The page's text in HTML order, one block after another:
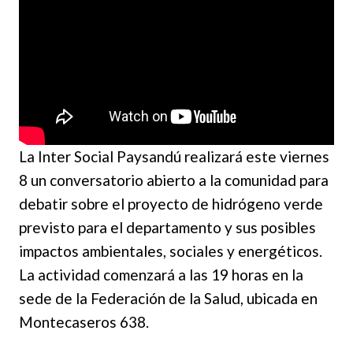
La Inter Social Paysandú realizará este viernes
8 un conversatorio abierto a la comunidad para
debatir sobre el proyecto de hidrógeno verde
previsto para el departamento y sus posibles
impactos ambientales, sociales y energéticos.
La actividad comenzará a las 19 horas en la
sede de la Federación de la Salud, ubicada en
Montecaseros 638.